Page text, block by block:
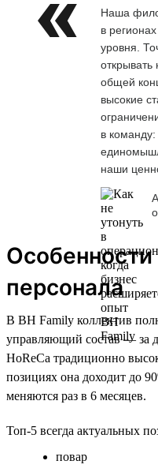
Наша
в
уровня.
общей
высокие
в
наши
персонала
В BH Family коллектив
управляющий состав — за
HoReCa традиционно
позициях она доходит до
меняются раз в 6 месяцев.
Топ-5 всегда актуальных
повар